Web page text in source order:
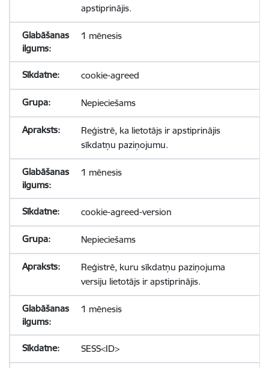
apstiprinājis.
1 mēnesis
cookie-agreed
Nepieciešams
Reģistrē, ka lietotājs ir apstiprinājis
sīkdatņu paziņojumu.
1 mēnesis
cookie-agreed-version
Nepieciešams
Reģistrē, kuru sīkdatņu paziņojuma
versiju lietotājs ir apstiprinājis.
1 mēnesis
SESS<ID>